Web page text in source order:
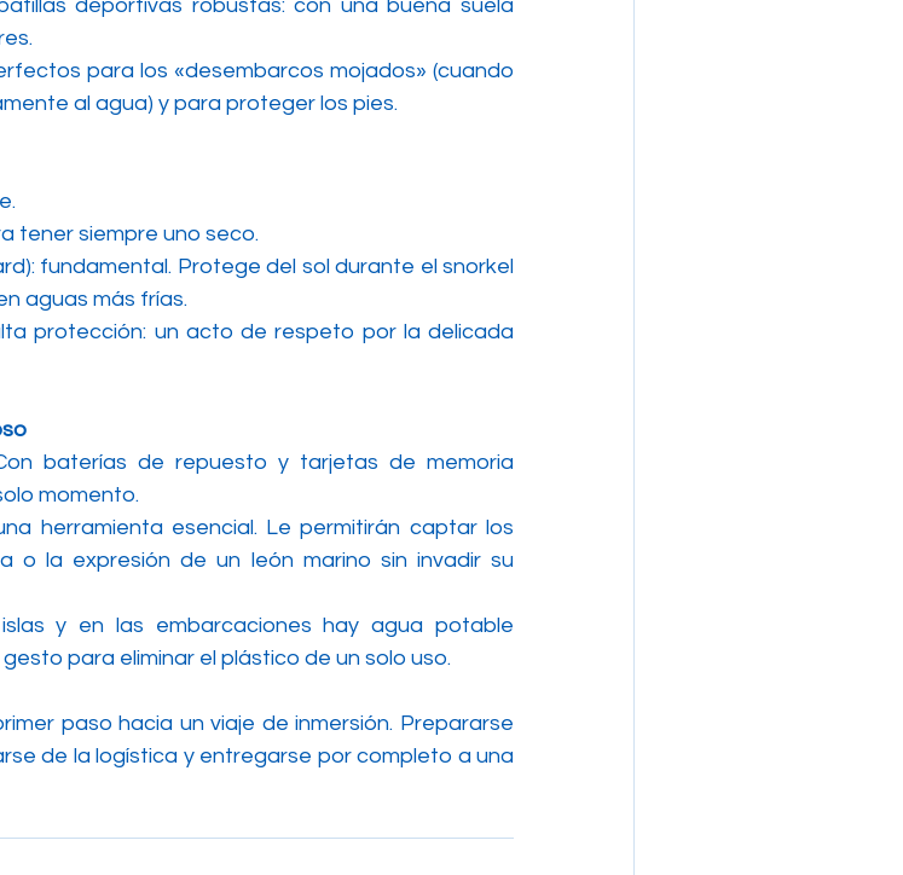
deportivas robustas: con una buena suela
para los «desembarcos mojados» (cuando
al agua) y para proteger los pies.
tener siempre uno seco.
fundamental. Protege del sol durante el snorkel
aguas más frías.
protección: un acto de respeto por la delicada
baterías de repuesto y tarjetas de memoria
momento.
herramienta esencial. Le permitirán captar los
o la expresión de un león marino sin invadir su
y en las embarcaciones hay agua potable
para eliminar el plástico de un solo uso.
paso hacia un viaje de inmersión. Prepararse
de la logística y entregarse por completo a una